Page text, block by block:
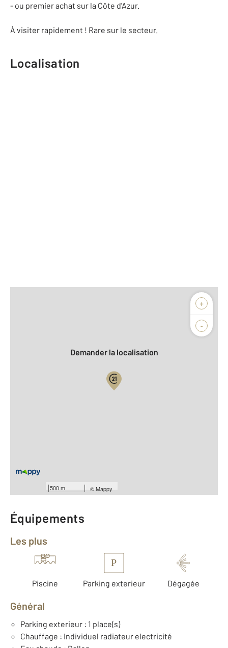
- ou premier achat sur la Côte d'Azur.
À visiter rapidement ! Rare sur le secteur.
Localisation
+
-
500 m ©Mappy
Biens vendus
Demander la localisation
Type de construction : Traditionnelle
Année construction : 1986
Équipements
Les plus
Piscine
P
Parking exterieur Dégagée
Général
Parking exterieur : 1 place(s)
Chauffage : Individuel radiateur electricité